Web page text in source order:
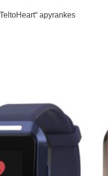
apyrankes